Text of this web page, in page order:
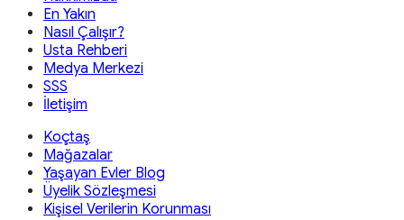
En Yakın
Nasıl Çalışır?
Usta Rehberi
Medya Merkezi
SSS
İletişim
Koçtaş
Mağazalar
Yaşayan Evler Blog
Üyelik Sözleşmesi
Kişisel Verilerin Korunması